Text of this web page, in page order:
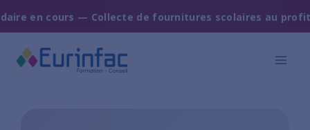
— Collecte de fournitures scolaires au profit de